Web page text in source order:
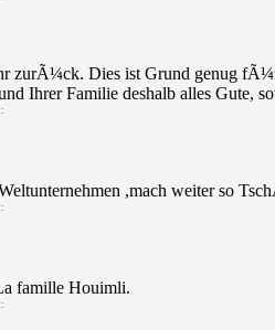
zurÃ¼ck. Dies ist Grund genug
Ihrer Familie deshalb alles Gute,
,mach weiter so
famille Houimli.